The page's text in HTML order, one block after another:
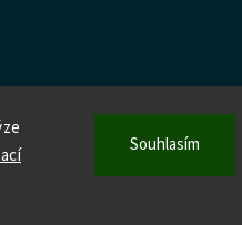
Souhlasím